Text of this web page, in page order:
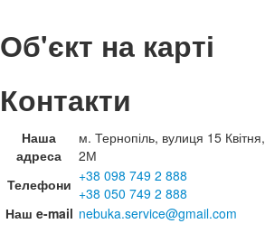
Об'єкт на карті
Контакти
Наша
адреса
м. Тернопіль, вулиця 15 Квітня,
2М
Телефони +38 098 749 2 888
+38 050 749 2 888
Наш e-mail nebuka.service@gmail.com